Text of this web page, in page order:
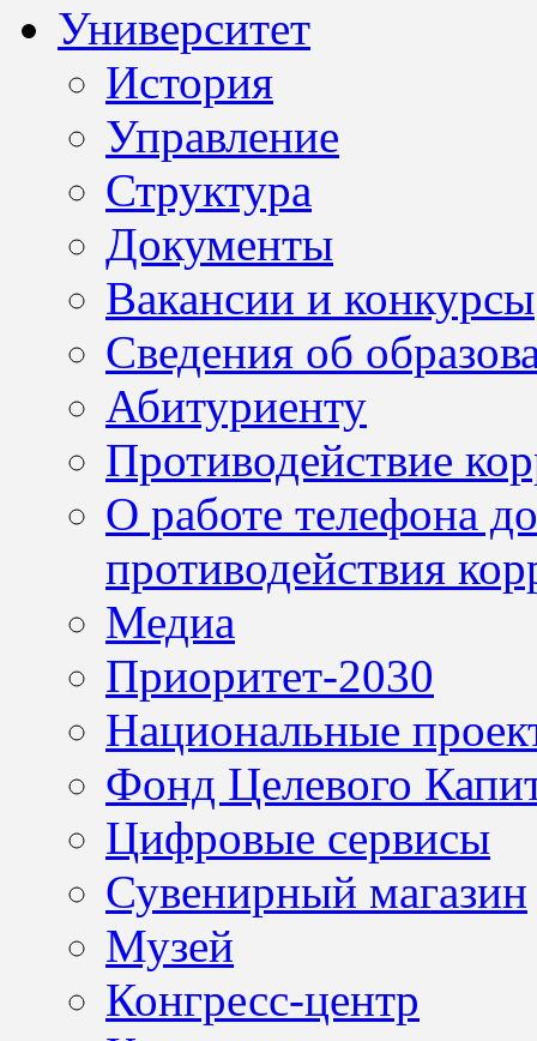
Университет
История
Управление
Структура
Документы
Вакансии и конкурсы
Сведения об
Абитуриенту
Противодействие
О работе телефона
противодействия
Медиа
Приоритет-2030
Национальные
Фонд Целевого
Цифровые сервисы
Сувенирный магазин
Музей
Конгресс-центр